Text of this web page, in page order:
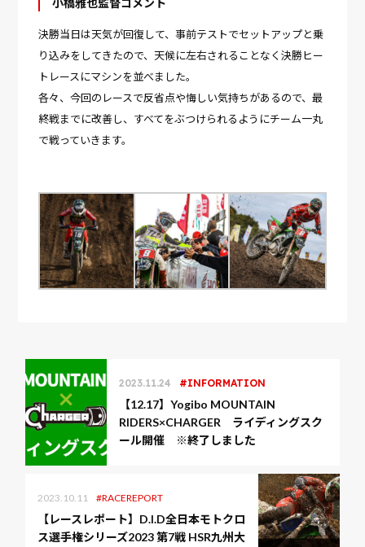
決勝当日は天気が回復して、事前テストでセットアップと乗
り込みをしてきたので、天候に左右されることなく決勝ヒー
トレースにマシンを並べました。
各々、今回のレースで反省点や悔しい気持ちがあるので、最
終戦までに改善し、すべてをぶつけられるようにチーム一丸
で戦っていきます。
2023.11.24 INFORMATION
【12.17】Yogibo MOUNTAIN
RIDERS×CHARGER ライディングスク
ール開催 ※終了しました
2023.10.11 RACEREPORT
【レースレポート】D.I.D全日本モトクロ
ス選手権シリーズ2023 第7戦 HSR九州大